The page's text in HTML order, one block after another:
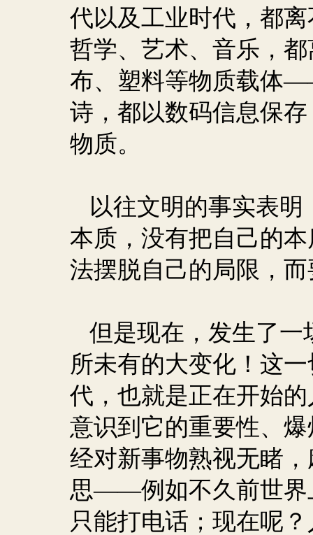
代以及工业时代，都
哲学、艺术、音乐，
布、塑料等物质载体
诗，都以数码信息保
物质。
以往文明的事实表
本质，没有把自己的
法摆脱自己的局限，
但是现在，发生了
所未有的大变化！这
代，也就是正在开始
意识到它的重要性、
经对新事物熟视无睹
思——例如不久前世界
只能打电话；现在呢